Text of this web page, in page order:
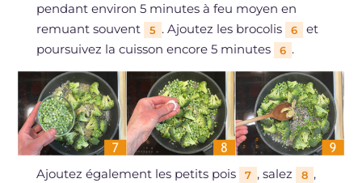
pendant environ 5 minutes à feu moyen en
remuant souvent
5 . Ajoutez les brocolis 6
et
poursuivez la cuisson encore 5 minutes
6 .
Ajoutez également les petits pois 7 , salez 8 ,